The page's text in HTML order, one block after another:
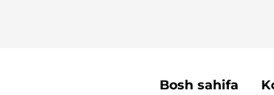
Bosh sahifa